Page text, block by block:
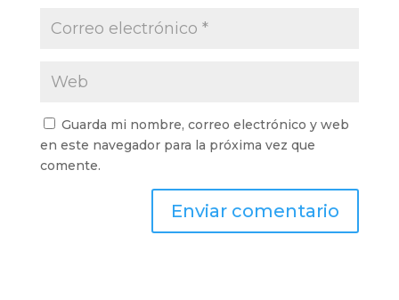
Guarda mi nombre, correo electrónico y web
en este navegador para la próxima vez que
comente.